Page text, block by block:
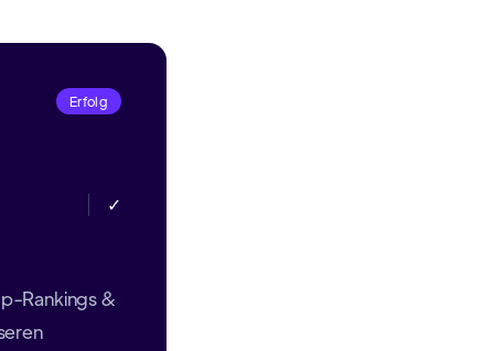
Erfolg
✓
Rankings &